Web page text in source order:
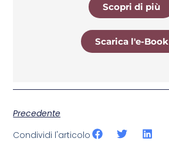
Scopri di più
Scarica l'e-Book
Precedente
Condividi l'articolo